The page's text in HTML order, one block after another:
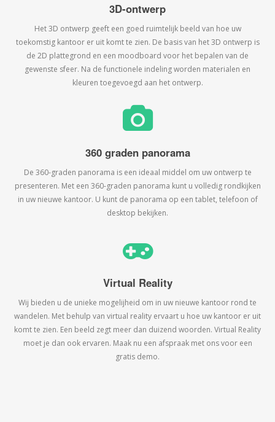
3D-ontwerp
Het 3D ontwerp geeft een goed ruimtelijk beeld van hoe uw
toekomstig kantoor er uit komt te zien. De basis van het 3D ontwerp is
de 2D plattegrond en een moodboard voor het bepalen van de
gewenste sfeer. Na de functionele indeling worden materialen en
kleuren toegevoegd aan het ontwerp.
360 graden panorama
De 360-graden panorama is een ideaal middel om uw ontwerp te
presenteren. Met een 360-graden panorama kunt u volledig rondkijken
in uw nieuwe kantoor. U kunt de panorama op een tablet, telefoon of
desktop bekijken.
Virtual Reality
Wij bieden u de unieke mogelijheid om in uw nieuwe kantoor rond te
wandelen. Met behulp van virtual reality ervaart u hoe uw kantoor er uit
komt te zien. Een beeld zegt meer dan duizend woorden. Virtual Reality
moet je dan ook ervaren. Maak nu een afspraak met ons voor een
gratis demo.